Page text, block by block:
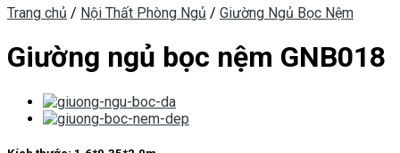
Trang chủ / Nội Thất Phòng Ngủ / Giường Ngủ Bọc Nệm
Giường ngủ bọc nệm GNB018